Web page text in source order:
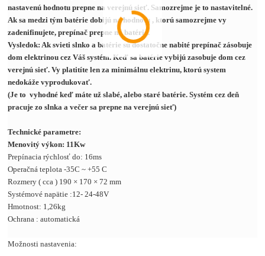
nastavenú hodnotu prepne na verejnú sieť. Samozrejme je to nastavitelné.
Ak sa medzi tým batérie dobijú na hodnotu , ktorú samozrejme vy
zadenifinujete, prepínač prepne na batérie.
Vysledok: Ak svieti slnko a batérie sú dostatočne nabité prepínač zásobuje
dom elektrinou cez Váš systém. Keď sa batérie vybijú zasobuje dom cez
verejnú sieť. Vy platitíte len za minimálnu elektrinu, ktorú system
nedokáže vyprodukovať.
(Je to vyhodné keď máte už slabé, alebo staré batérie. Systém cez deň
pracuje zo slnka a večer sa prepne na verejnú sieť)
Technické parametre:
Menovitý výkon: 11Kw
Prepínacia rýchlosť do: 16ms
Operačná teplota -35C ~ +55 C
Rozmery ( cca ) 190 × 170 × 72 mm
Systémové napätie :12- 24-48V
Hmotnost: 1,26kg
Ochrana : automatická
Možnosti nastavenia: